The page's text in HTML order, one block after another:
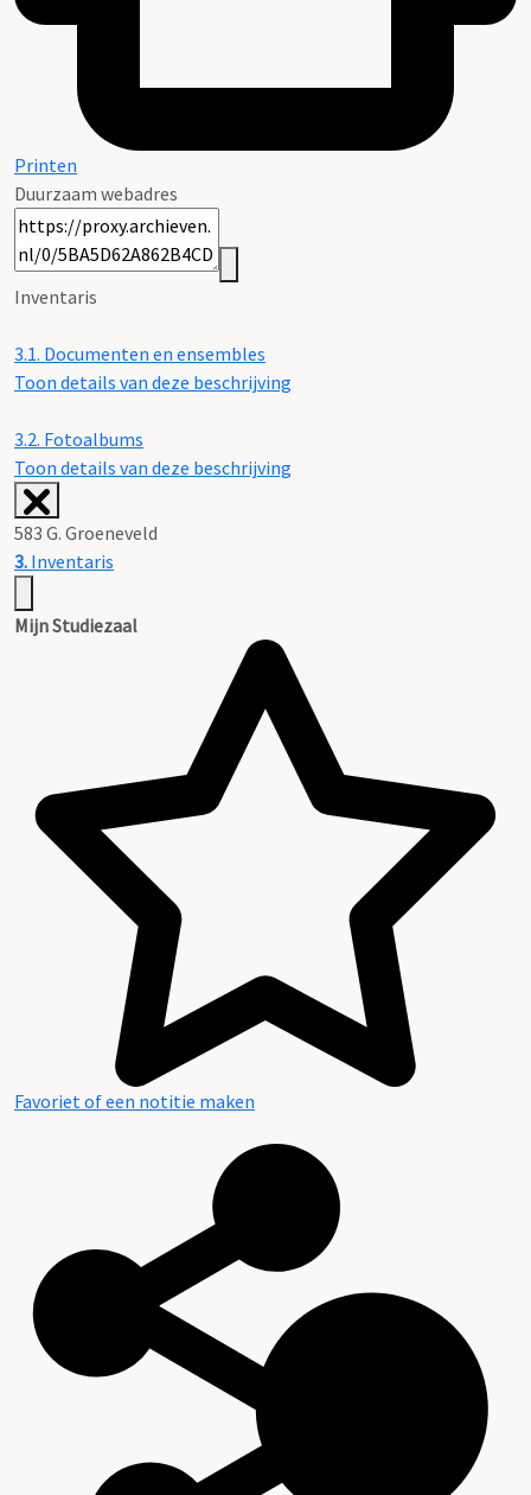
Printen
Duurzaam webadres
Inventaris
3.1. Documenten en ensembles
Toon details van deze beschrijving
3.2. Fotoalbums
Toon details van deze beschrijving
583 G. Groeneveld
3. Inventaris
Mijn Studiezaal
Favoriet of een notitie maken